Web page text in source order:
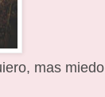
mas miedo